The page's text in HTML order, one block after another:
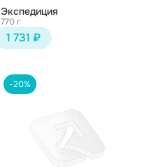
Экспедиция
770 г
1 731 ₽
-20%